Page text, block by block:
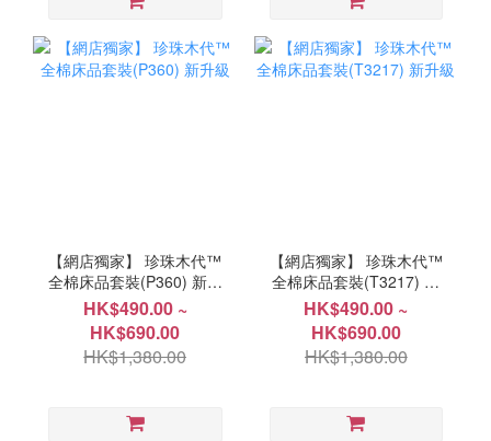
【網店獨家】 珍珠木代™
全棉床品套裝(P360) 新升
級
HK$490.00 ~
HK$690.00
HK$1,380.00
【網店獨家】 珍珠木代™
全棉床品套裝(T3217) 新
升級
HK$490.00 ~
HK$690.00
HK$1,380.00